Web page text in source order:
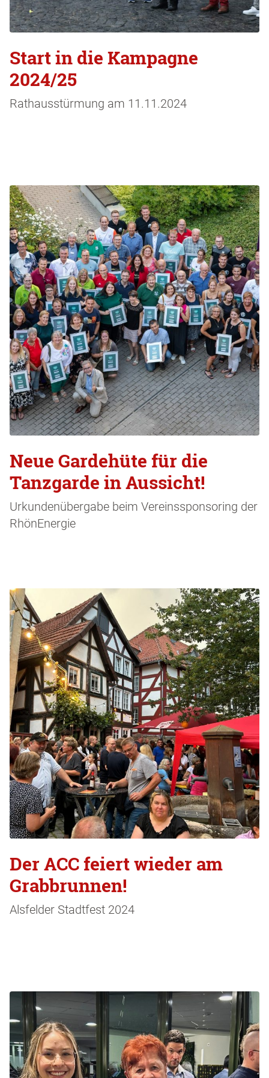
Start in die Kampagne
2024/25
Rathausstürmung am 11.11.2024
Neue Gardehüte für die
Tanzgarde in Aussicht!
Urkundenübergabe beim Vereinssponsoring der
RhönEnergie
Der ACC feiert wieder am
Grabbrunnen!
Alsfelder Stadtfest 2024